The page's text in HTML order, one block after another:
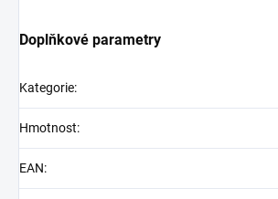
Doplňkové parametry
Kategorie:
Hmotnost:
EAN: